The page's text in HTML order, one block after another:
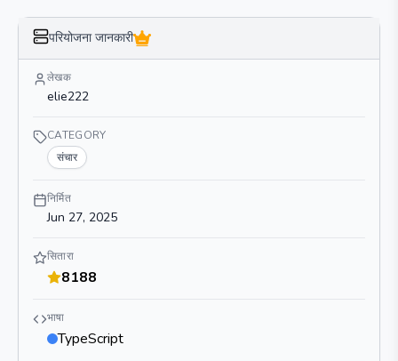
परियोजना जानकारी
लेखक
elie222
CATEGORY
संचार
निर्मित
Jun 27, 2025
सितारा
8188
भाषा
TypeScript